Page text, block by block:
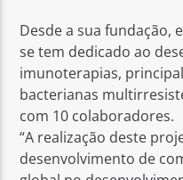
Desde a sua fundação,
se tem dedicado ao
imunoterapias,
bacterianas
com 10 colaboradores.
“A realização deste
desenvolvimento de